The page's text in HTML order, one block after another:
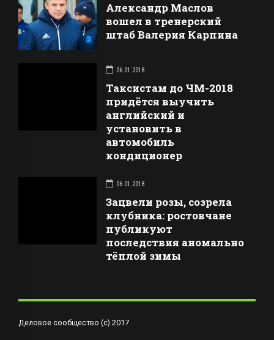
Александр Маслов
вошел в тренерский
штаб Валерия Карпина
06.01.2018
Таксистам до ЧМ-2018
придётся выучить
английский и
установить в
автомобиль
кондиционер
06.01.2018
Зацвели розы, созрела
клубника: ростовчане
публикуют
последствия аномально
тёплой зимы
Деловое сообщество (с) 2017